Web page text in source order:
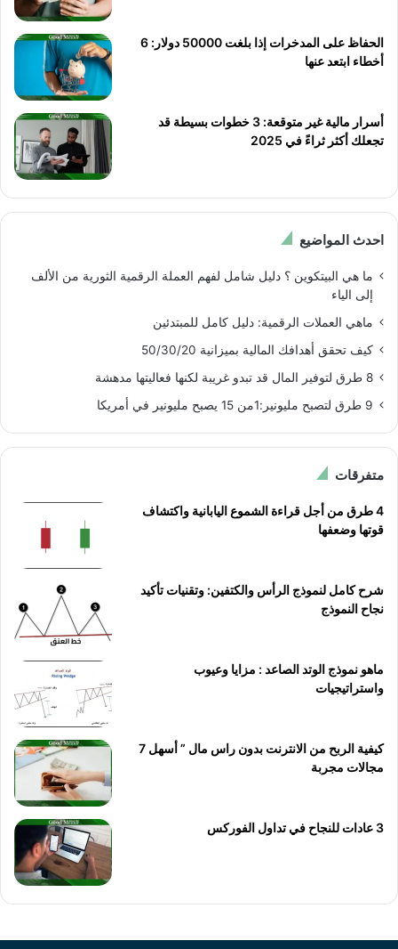
الحفاظ على المدخرات إذا بلغت 50000 دولار: 6
أخطاء ابتعد عنها
أسرار مالية غير متوقعة: 3 خطوات بسيطة قد
تجعلك أكثر ثراءً في 2025
احدث المواضيع
ما هي البيتكوين ؟ دليل شامل لفهم العملة الرقمية الثورية من الألف
إلى الياء
ماهي العملات الرقمية: دليل كامل للمبتدئين
كيف تحقق أهدافك المالية بميزانية 50/30/20
8 طرق لتوفير المال قد تبدو غريبة لكنها فعاليتها مدهشة
9 طرق لتصبح مليونير:1من 15 يصبح مليونير في أمريكا
متفرقات
4 طرق من أجل قراءة الشموع اليابانية واكتشاف
قوتها وضعفها
شرح كامل لنموذج الرأس والكتفين: وتقنيات تأكيد
نجاح النموذج
ماهو نموذج الوتد الصاعد : مزايا وعيوب
واستراتيجيات
كيفية الربح من الانترنت بدون راس مال ” أسهل 7
مجالات مجربة
3 عادات للنجاح في تداول الفوركس